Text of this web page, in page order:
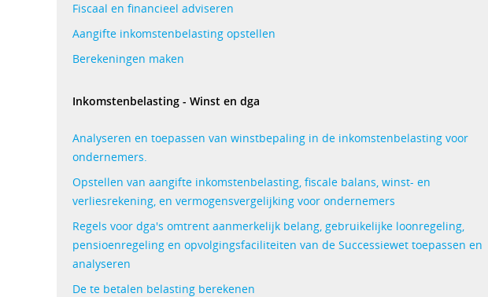
Fiscaal en financieel adviseren
Aangifte inkomstenbelasting opstellen
Berekeningen maken
Inkomstenbelasting - Winst en dga
Analyseren en toepassen van winstbepaling in de inkomstenbelasting voor
ondernemers.
Opstellen van aangifte inkomstenbelasting, fiscale balans, winst- en
verliesrekening, en vermogensvergelijking voor ondernemers
Regels voor dga's omtrent aanmerkelijk belang, gebruikelijke loonregeling,
pensioenregeling en opvolgingsfaciliteiten van de Successiewet toepassen en
analyseren
De te betalen belasting berekenen